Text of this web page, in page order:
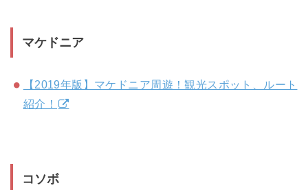
マケドニア
【2019年版】マケドニア周遊！観光スポット、ルート
紹介！
コソボ